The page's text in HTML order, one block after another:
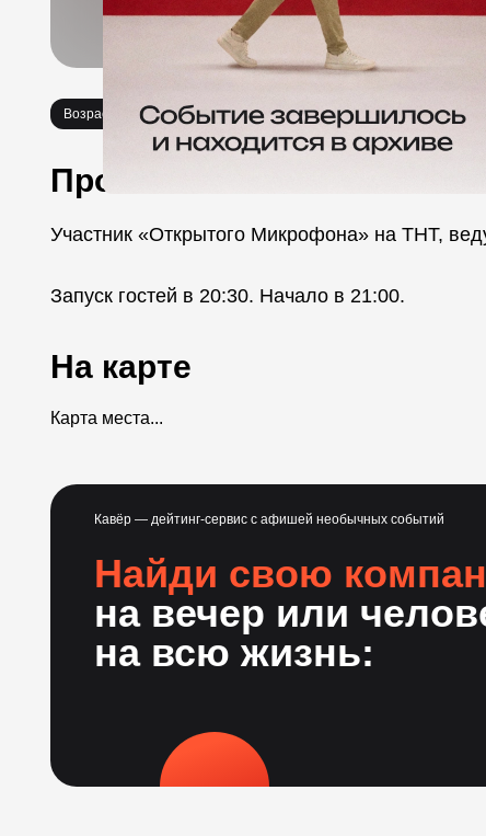
Возраст 18+ Стендап
Про событие
Участник «Открытого Микрофона» на ТНТ,
Запуск гостей в 20:30. Начало в 21:00.
На карте
Карта места...
Кавёр — дейтинг-сервис с афишей необычных событий
Найди свою
на вечер или
на всю жизнь: